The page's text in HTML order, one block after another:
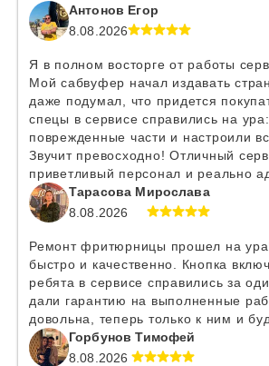
Антонов Егор
8.08.2026
Я в полном восторге от работы
Мой сабвуфер начал издавать
даже подумал, что придется
спецы в сервисе справились на
поврежденные части и настроили
Звучит превосходно! Отличный
приветливый персонал и реально
Тарасова Мирослава
8.08.2026
Ремонт фритюрницы прошел на
быстро и качественно. Кнопка
ребята в сервисе справились за
дали гарантию на выполненные
довольна, теперь только к ним и
Горбунов Тимофей
8.08.2026